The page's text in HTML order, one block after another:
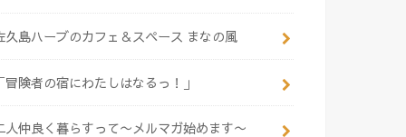
久島ハーブのカフェ＆スペース まなの風
冒険者の宿にわたしはなるっ！」
人仲良く暮らすって〜メルマガ始めます〜